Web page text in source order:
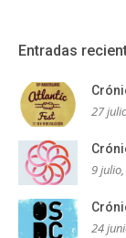
Entradas
27
9
24